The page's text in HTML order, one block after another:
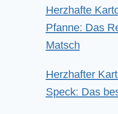
Herzhafte
Pfanne: Das
Matsch
Herzhafter
Speck: Das